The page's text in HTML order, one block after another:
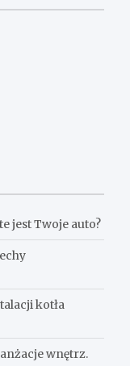
jest Twoje auto?
kotła
wnętrz.